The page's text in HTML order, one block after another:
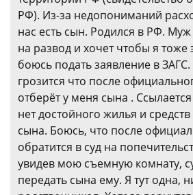
РФ). Из-за недопониманий
нас есть сын. Родился в РФ.
на развод и хочет чтобы я тоже
боюсь подать заявление в ЗАГС.
грозится что после
отберёт у меня сына .
нет достойного жилья и
сына. Боюсь, что после
обратится в суд на
увидев мою съемную комнату,
передать сына ему. Я тут одна,